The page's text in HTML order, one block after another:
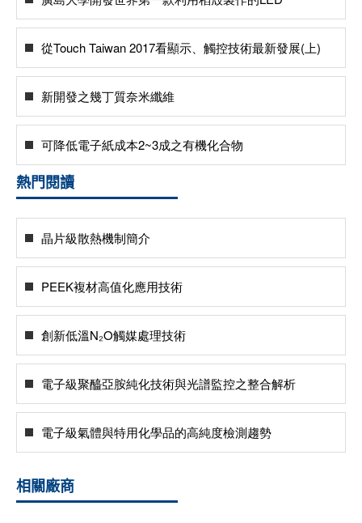
從Touch Taiwan 2017看顯示、觸控技術最新發展(上)
新開發之幾丁質奈米纖維
可降低電子紙成本2~3成之有機化合物
熱門閱讀
晶片級散熱機制簡介
PEEK複材高值化應用技術
創新低溫N₂O觸媒處理技術
電子級聚醯亞胺純化技術與光譜監控之整合解析
電子級氣體與特用化學品的高純度檢測趨勢
相關廠商